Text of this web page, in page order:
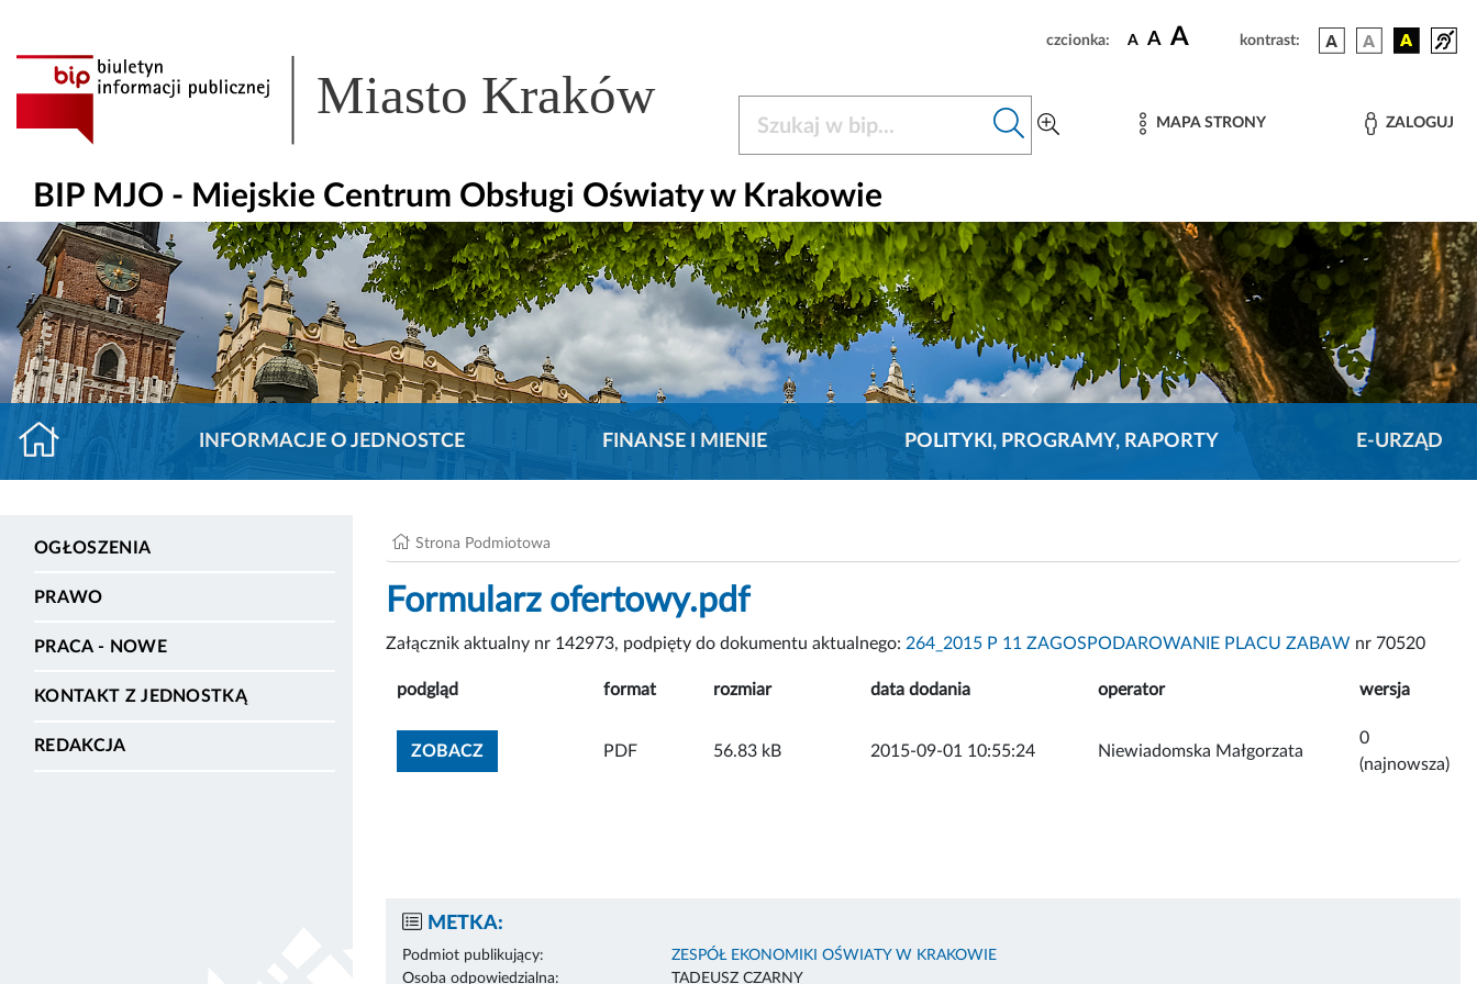
czcionka: A A A kontrast:
Miasto Kraków MAPA STRONY ZALOGUJ
BIP MJO - Miejskie Centrum Obsługi Oświaty w Krakowie
INFORMACJE O JEDNOSTCE FINANSE I MIENIE POLITYKI, PROGRAMY, RAPORTY E-URZĄD
OGŁOSZENIA
PRAWO
PRACA - NOWE
KONTAKT Z JEDNOSTKĄ
REDAKCJA
Strona Podmiotowa
Formularz ofertowy.pdf
Załącznik aktualny nr 142973, podpięty do dokumentu aktualnego: 264_2015 P 11 ZAGOSPODAROWANIE PLACU ZABAW nr 70520
podgląd format rozmiar data dodania operator wersja
ZOBACZZOBACZ ZAŁĄCZNIK
PDF 56.83 kB 2015-09-01 10:55:24 Niewiadomska Małgorzata
0
(najnowsza)
METKA:
Podmiot publikujący:
ZESPÓŁ EKONOMIKI OŚWIATY W KRAKOWIE
Osoba odpowiedzialna:
TADEUSZ CZARNY